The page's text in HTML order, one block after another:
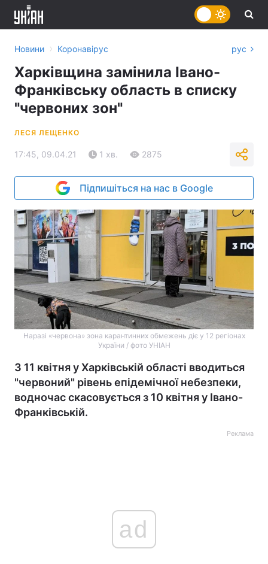
Новини › Коронавірус рус
Харківщина замінила Івано-
Франківську область в списку
"червоних зон"
ЛЕСЯ ЛЕЩЕНКО
17:45, 09.04.21 1 хв. 2875
Підпишіться на нас в Google
Наразі «червона» зона карантинних обмежень діє у 12 регіонах
України / фото УНІАН
З 11 квітня у Харківській області вводиться
"червоний" рівень епідемічної небезпеки,
водночас скасовується з 10 квітня у Івано-
Франківській.
Реклама
ad